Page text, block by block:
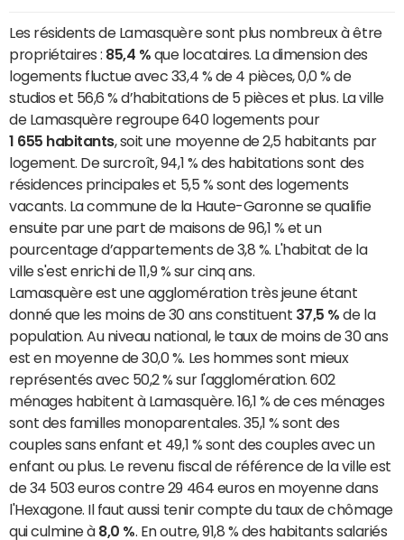
Les résidents de Lamasquère sont plus nombreux à être
propriétaires : 85,4 % que locataires. La dimension des
logements fluctue avec 33,4 % de 4 pièces, 0,0 % de
studios et 56,6 % d’habitations de 5 pièces et plus. La ville
de Lamasquère regroupe 640 logements pour
1 655 habitants, soit une moyenne de 2,5 habitants par
logement. De surcroît, 94,1 % des habitations sont des
résidences principales et 5,5 % sont des logements
vacants. La commune de la Haute-Garonne se qualifie
ensuite par une part de maisons de 96,1 % et un
pourcentage d’appartements de 3,8 %. L'habitat de la
ville s'est enrichi de 11,9 % sur cinq ans.
Lamasquère est une agglomération très jeune étant
donné que les moins de 30 ans constituent 37,5 % de la
population. Au niveau national, le taux de moins de 30 ans
est en moyenne de 30,0 %. Les hommes sont mieux
représentés avec 50,2 % sur l'agglomération. 602
ménages habitent à Lamasquère. 16,1 % de ces ménages
sont des familles monoparentales. 35,1 % sont des
couples sans enfant et 49,1 % sont des couples avec un
enfant ou plus. Le revenu fiscal de référence de la ville est
de 34 503 euros contre 29 464 euros en moyenne dans
l'Hexagone. Il faut aussi tenir compte du taux de chômage
qui culmine à 8,0 %. En outre, 91,8 % des habitants salariés